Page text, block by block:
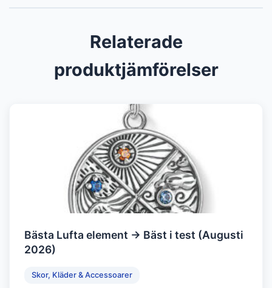
Relaterade
produktjämförelser
Bästa Lufta element → Bäst i test (Augusti
2026)
Skor, Kläder & Accessoarer